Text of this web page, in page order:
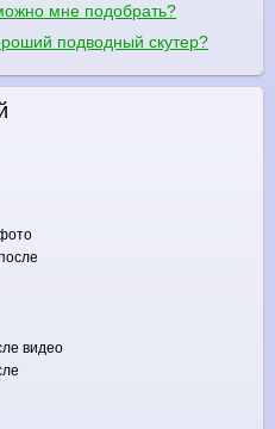
мне подобрать?
подводный скутер?
видео